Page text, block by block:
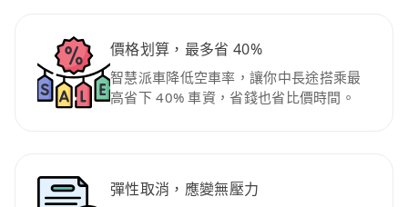
價格划算，最多省 40%
智慧派車降低空車率，讓你中長途搭乘最
高省下 40% 車資，省錢也省比價時間。
彈性取消，應變無壓力